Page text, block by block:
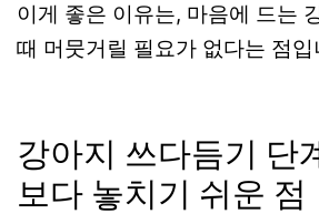
이게 좋은 이유는, 마음에 드는
때 머뭇거릴 필요가 없다는 점입
강아지 쓰다듬기 단
보다 놓치기 쉬운 점